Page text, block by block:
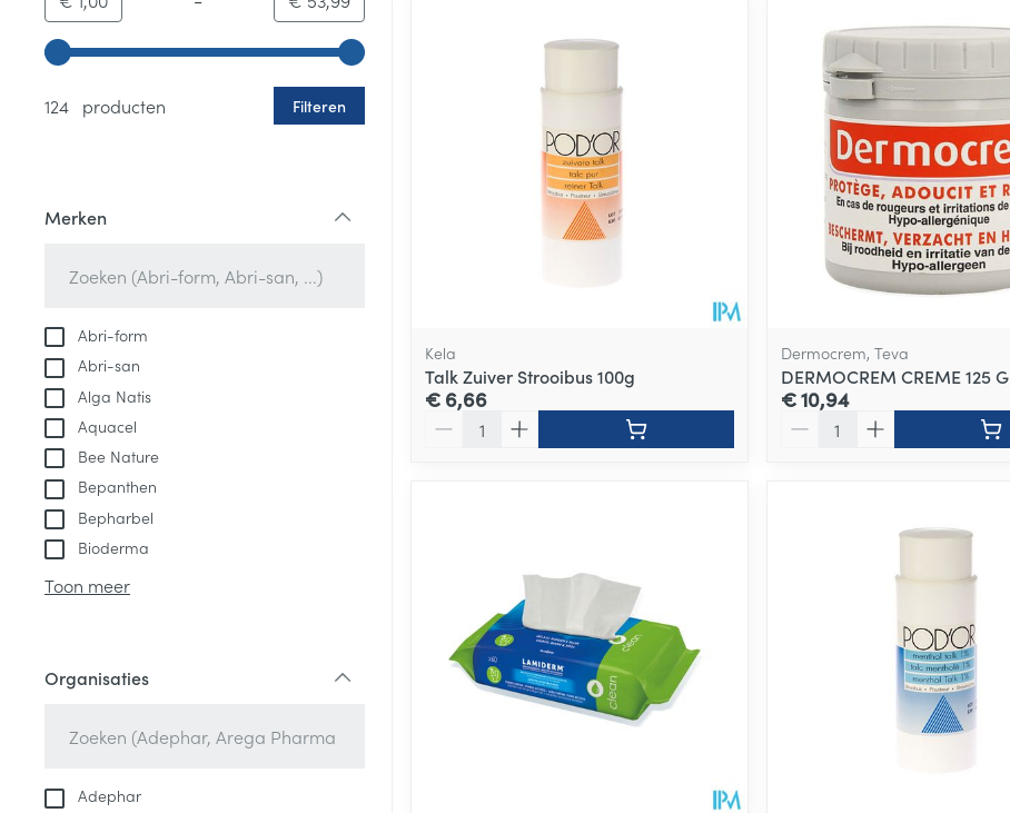
Gebruik de pijltjestoetsen links en rechts om de minimale en maximale prijswaarden aan te passen.
124 producten
Filteren
Merken
Abri-form
Abri-san
Alga Natis
Aquacel
Bee Nature
Bepanthen
Bepharbel
Bioderma
Toon meer
Organisaties
Adephar
Kela
Talk Zuiver Strooibus 100g
€ 6,66
Dermocrem, Teva
DERMOCREM CREME 125 G
€ 10,94